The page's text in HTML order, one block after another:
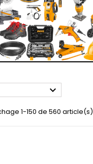

1-150 de 560 article(s)